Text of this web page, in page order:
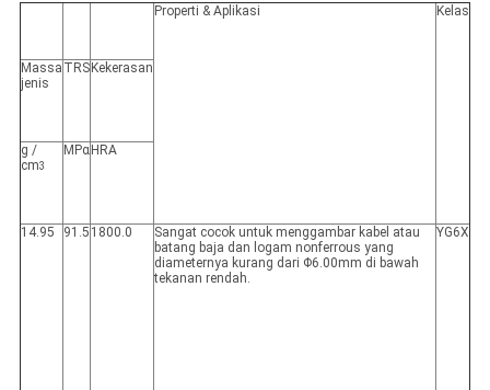
Properti & Aplikasi Kelas
Massa
jenis
TRS Kekerasan
g /
cm3
MPα HRA
14.95 91.5 1800.0
Sangat cocok untuk menggambar kabel atau
batang baja dan logam nonferrous yang
diameternya kurang dari Φ6.00mm di bawah
tekanan rendah.
YG6X